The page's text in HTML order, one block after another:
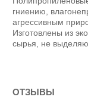
гниению,
агрессивным
Изготовлены из
сырья, не
ОТЗЫВЫ